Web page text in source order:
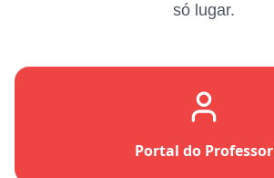
só lugar.
Portal do Professor